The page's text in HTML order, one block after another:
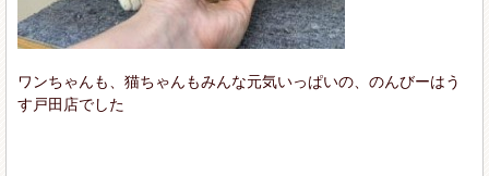
ワンちゃんも、猫ちゃんもみんな元気いっぱいの、のんびーはう
す戸田店でした